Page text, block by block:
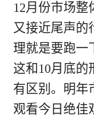
12月份市场整
又接近尾声的
理就是要跑一
这和10月底的
有区别。明年
观看今日绝佳